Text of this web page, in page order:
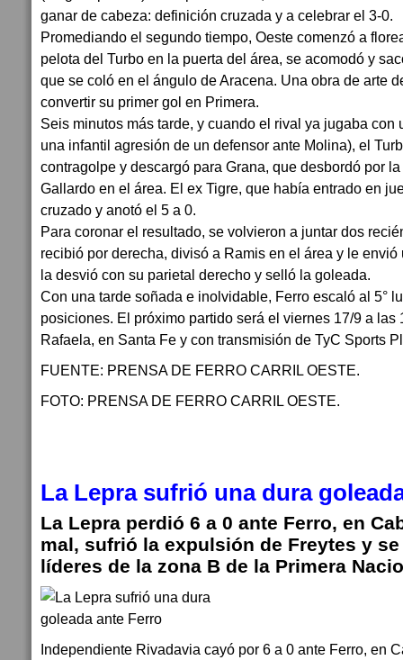
ganar de cabeza: definición cruzada y a celebrar el 3-0.
Promediando el segundo tiempo, Oeste comenzó a
pelota del Turbo en la puerta del área, se acomodó y
que se coló en el ángulo de Aracena. Una obra de arte
convertir su primer gol en Primera.
Seis minutos más tarde, y cuando el rival ya jugaba con
una infantil agresión de un defensor ante Molina), el
contragolpe y descargó para Grana, que desbordó por
Gallardo en el área. El ex Tigre, que había entrado en
cruzado y anotó el 5 a 0.
Para coronar el resultado, se volvieron a juntar dos
recibió por derecha, divisó a Ramis en el área y le
la desvió con su parietal derecho y selló la goleada.
Con una tarde soñada e inolvidable, Ferro escaló al 5°
posiciones. El próximo partido será el viernes 17/9 a las
Rafaela, en Santa Fe y con transmisión de TyC Sports
FUENTE: PRENSA DE FERRO CARRIL OESTE.
FOTO: PRENSA DE FERRO CARRIL OESTE.
La Lepra sufrió una dura
La Lepra perdió 6 a 0 ante Ferro, en
mal, sufrió la expulsión de Freytes y
líderes de la zona B de la Primera
Independiente Rivadavia cayó por 6 a 0 ante Ferro, en